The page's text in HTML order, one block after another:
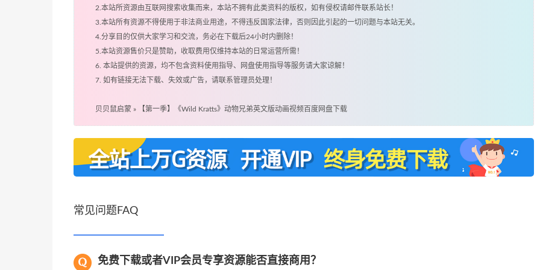
2.本站所资源由互联网搜索收集而来，本站不拥有此类资料的版权，如有侵权请邮件联系站长！
3.本站所有资源不得使用于非法商业用途，不得违反国家法律，否则因此引起的一切问题与本站无关。
4.分享目的仅供大家学习和交流，务必在下载后24小时内删除！
5.本站资源售价只是赞助，收取费用仅维持本站的日常运营所需！
6. 本站提供的资源，均不包含资料使用指导、网盘使用指导等服务请大家谅解！
7. 如有链接无法下载、失效或广告，请联系管理员处理！
贝贝鼠启蒙 » 【第一季】《Wild Kratts》动物兄弟英文版动画视频百度网盘下载
常见问题FAQ
免费下载或者VIP会员专享资源能否直接商用？